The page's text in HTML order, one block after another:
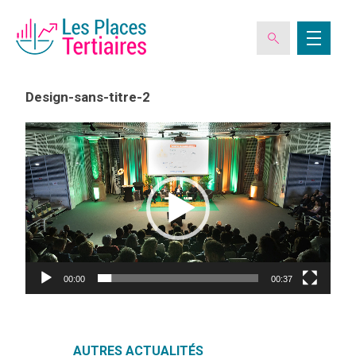
ESPACE ADHÉRENT
L’ASSOCIATION
LES CLUBS DES PLACES TERTIAIRES
Design-sans-titre-2
Lecteur
vidéo
00:00 00:37
AUTRES ACTUALITÉS